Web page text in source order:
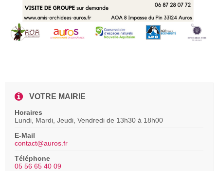
VOTRE MAIRIE
Horaires
Lundi, Mardi, Jeudi, Vendredi de 13h30 à 18h00
E-Mail
contact@auros.fr
Téléphone
05 56 65 40 09